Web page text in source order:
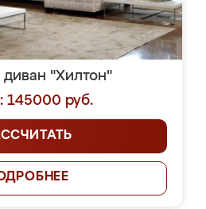
диван "Хилтон"
145000 руб.